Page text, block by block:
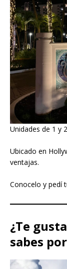
Unidades de 1 y
Ubicado en
ventajas.
Conocelo y pedí
¿Te
sabes